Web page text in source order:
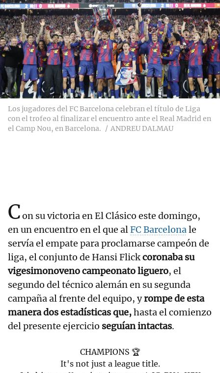
Los jugadores del FC Barcelona celebran el título de Liga
con el trofeo al finalizar el encuentro ante el Real Madrid en
el Camp Nou, en Barcelona.
ANDREU DALMAU
Con su victoria en El Clásico este domingo,
en un encuentro en el que alFC Barcelonale
servía el empate para proclamarse campeón de
liga, el conjunto de Hansi Flickcoronaba su
vigesimonoveno campeonato liguero, el
segundo del técnico alemán en su segunda
campaña al frente del equipo, yrompe de esta
manera dos estadísticas que,hasta el comienzo
del presente ejercicio seguían intactas.
CHAMPIONS 🏆
It's not just a league title.